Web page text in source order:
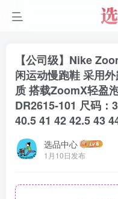
【公司级】Nike
闲运动慢跑鞋 采用
质 搭载ZoomX轻盈
DR2615-101 尺码：
40.5 41 42 42.5 43
选品中心
1月10日发布